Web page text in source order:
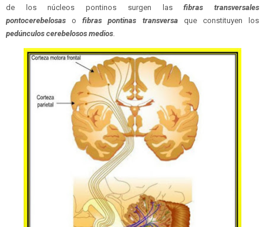
de los núcleos pontinos surgen lasfibras transversales
pontocerebelosas ofibras pontinas transversaque constituyen los
pedúnculos cerebelosos medios.